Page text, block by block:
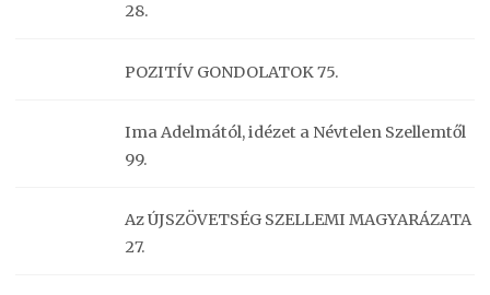
28.
POZITÍV GONDOLATOK 75.
Ima Adelmától, idézet a Névtelen Szellemtől
99.
Az ÚJSZÖVETSÉG SZELLEMI MAGYARÁZATA
27.